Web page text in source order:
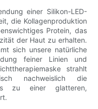
einer Silikon-LED-
die Kollagenproduktion
Protein, das
der Haut zu erhalten.
sich unsere natürliche
feiner Linien und
strahlt
nachweislich die
zu einer glatteren,